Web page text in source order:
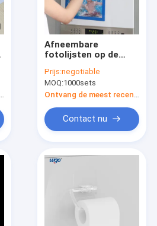
Afneembare
fotolijsten op de
Prijs:negotiable
MOQ:1000sets
Contact nu